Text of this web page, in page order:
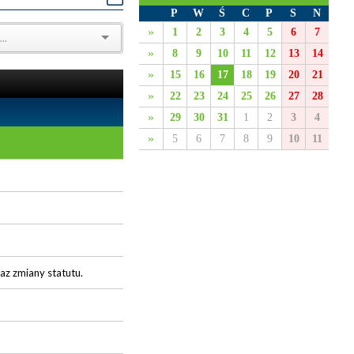
zmiany statutu.
» 1 2 3 4 5 6 7
» 8 9 10 11 12 13 14
» 15 16 17 18 19 20 21
» 22 23 24 25 26 27 28
» 29 30 31 1 2 3 4
» 5 6 7 8 9 10 11
P W Ś C P S N